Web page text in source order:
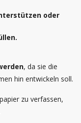
oder
, da sie die
hin entwickeln soll.
zu verfassen,